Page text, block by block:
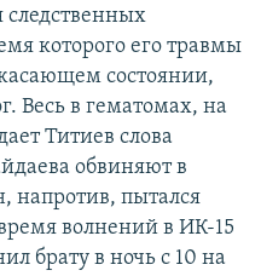
следственных
которого его травмы
состоянии,
Весь в гематомах, на
Титиев слова
обвиняют в
напротив, пытался
волнений в ИК-15
брату в ночь с 10 на